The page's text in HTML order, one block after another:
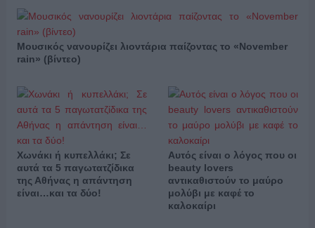
Μουσικός νανουρίζει λιοντάρια παίζοντας το «November
rain» (βίντεο)
Χωνάκι ή κυπελλάκι; Σε
αυτά τα 5 παγωτατζίδικα
της Αθήνας η απάντηση
είναι…και τα δύο!
Αυτός είναι ο λόγος που οι
beauty lovers
αντικαθιστούν το μαύρο
μολύβι με καφέ το
καλοκαίρι